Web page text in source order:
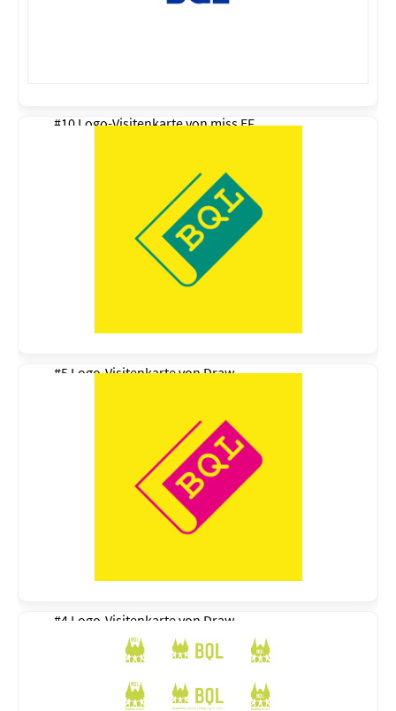
#10 Logo-Visitenkarte vonmiss EF
#5 Logo-Visitenkarte vonDraw
#4 Logo-Visitenkarte von Draw